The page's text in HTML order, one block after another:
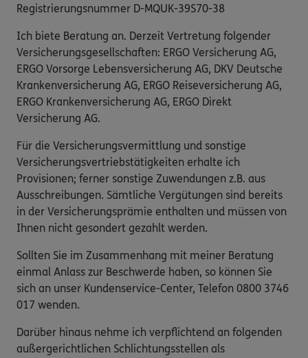
Registrierungsnummer D-MQUK-39S70-38
Ich biete Beratung an. Derzeit Vertretung folgender
Versicherungsgesellschaften: ERGO Versicherung AG,
ERGO Vorsorge Lebensversicherung AG, DKV Deutsche
Krankenversicherung AG, ERGO Reiseversicherung AG,
ERGO Krankenversicherung AG, ERGO Direkt
Versicherung AG.
Für die Versicherungsvermittlung und sonstige
Versicherungsvertriebstätigkeiten erhalte ich
Provisionen; ferner sonstige Zuwendungen z.B. aus
Ausschreibungen. Sämtliche Vergütungen sind bereits
in der Versicherungsprämie enthalten und müssen von
Ihnen nicht gesondert gezahlt werden.
Sollten Sie im Zusammenhang mit meiner Beratung
einmal Anlass zur Beschwerde haben, so können Sie
sich an unser Kundenservice-Center, Telefon 0800 3746
017 wenden.
Darüber hinaus nehme ich verpflichtend an folgenden
außergerichtlichen Schlichtungsstellen als